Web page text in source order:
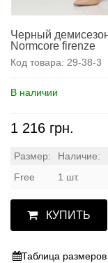
Черный
Normcore firenze
Код товара: 29-38-3
В наличии
1 216 грн.
Размер: Наличие:
Free
1 шт.
КУПИТЬ
Таблица размеров